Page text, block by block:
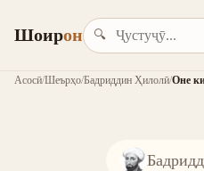
Шоирон 🔍
Асосӣ/Шеърҳо/Бадриддин Ҳилолӣ/Оне